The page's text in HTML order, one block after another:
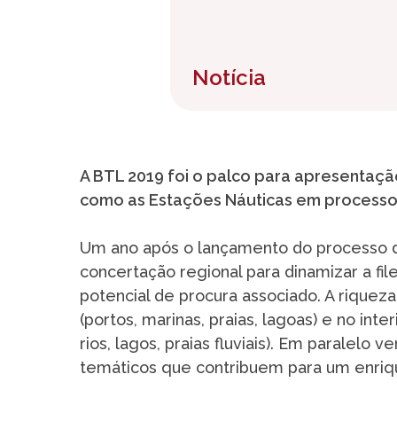
Notícia
A BTL 2019 foi o palco para
como as Estações Náuticas em
Um ano após o lançamento do
concertação regional para dinamizar a
potencial de procura associado. A
(portos, marinas, praias, lagoas) e no
rios, lagos, praias fluviais). Em paralelo
temáticos que contribuem para um